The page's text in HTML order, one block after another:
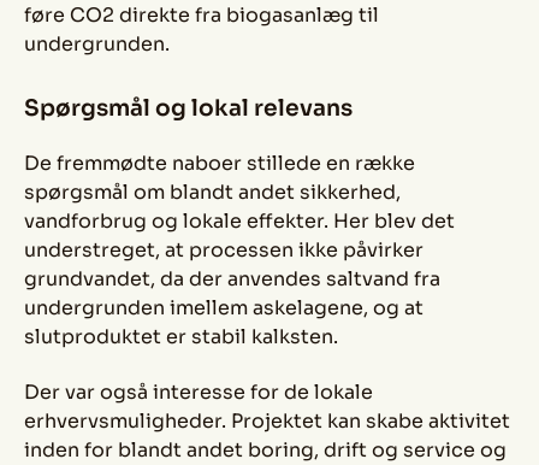
føre CO2 direkte fra biogasanlæg til
undergrunden.
Spørgsmål og lokal relevans
De fremmødte naboer stillede en række
spørgsmål om blandt andet sikkerhed,
vandforbrug og lokale effekter. Her blev det
understreget, at processen ikke påvirker
grundvandet, da der anvendes saltvand fra
undergrunden imellem askelagene, og at
slutproduktet er stabil kalksten.
Der var også interesse for de lokale
erhvervsmuligheder. Projektet kan skabe aktivitet
inden for blandt andet boring, drift og service og